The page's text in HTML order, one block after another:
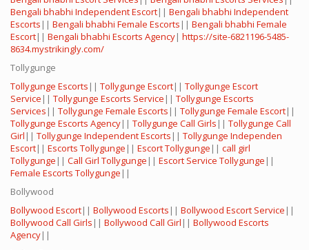
Bengali bhabhi Independent Escort|| Bengali bhabhi Independent
Escorts || Bengali bhabhi Female Escorts || Bengali bhabhi Female
Escort|| Bengali bhabhi Escorts Agency| https://site-6821196-5485-
8634.mystrikingly.com/
Tollygunge
Tollygunge Escorts || Tollygunge Escort|| Tollygunge Escort
Service || Tollygunge Escorts Service || Tollygunge Escorts
Services || Tollygunge Female Escorts || Tollygunge Female Escort||
Tollygunge Escorts Agency|| Tollygunge Call Girls || Tollygunge Call
Girl || Tollygunge Independent Escorts || Tollygunge Independen
Escort|| Escorts Tollygunge || Escort Tollygunge || call girl
Tollygunge || Call Girl Tollygunge || Escort Service Tollygunge ||
Female Escorts Tollygunge ||
Bollywood
Bollywood Escort|| Bollywood Escorts || Bollywood Escort Service ||
Bollywood Call Girls || Bollywood Call Girl || Bollywood Escorts
Agency||